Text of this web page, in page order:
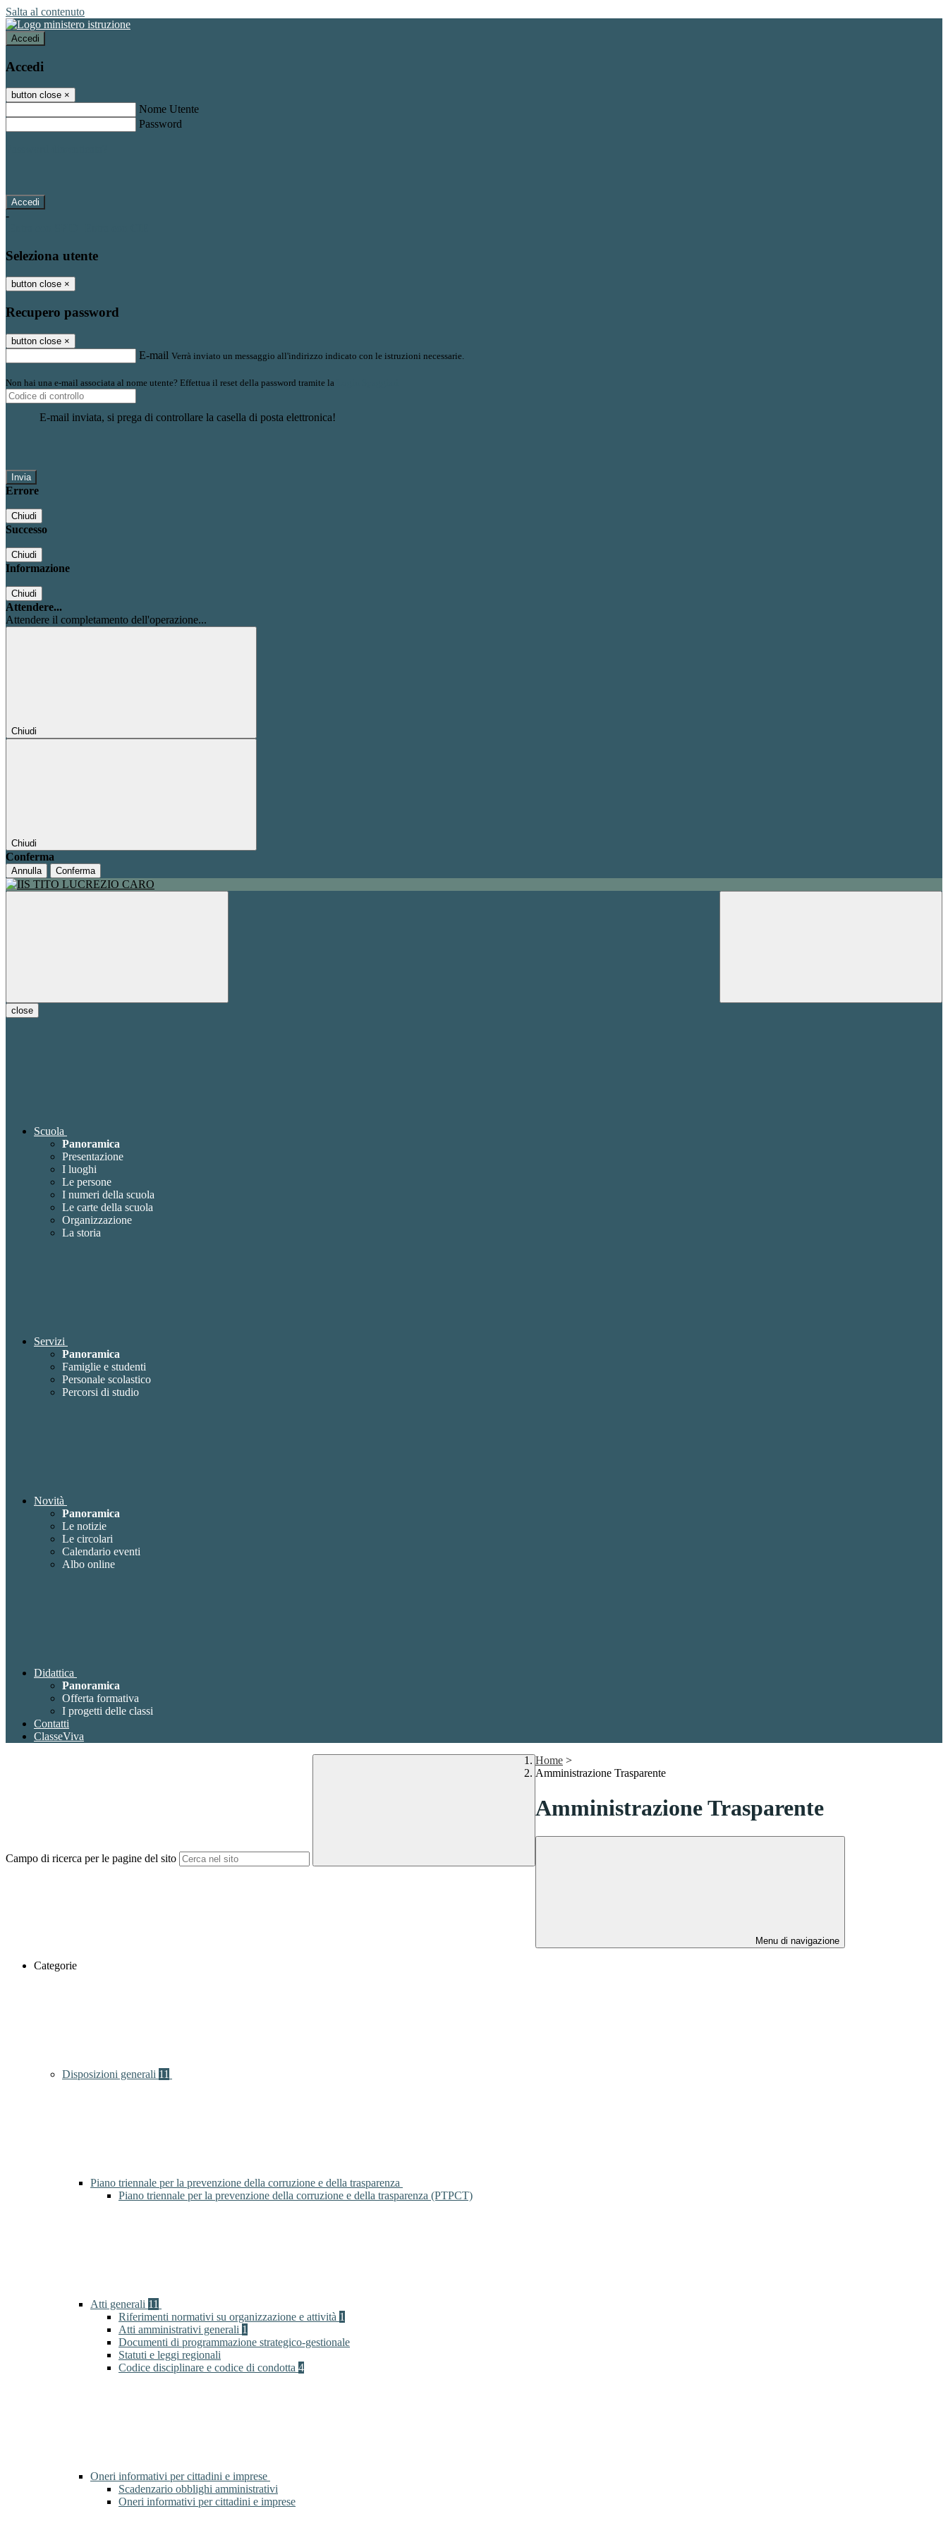
Salta al contenuto
Accedi
Accedi
button close ×
Nome Utente
Password
-
Seleziona utente
button close ×
Recupero password
button close ×
E-mail Verrà inviato un messaggio all'indirizzo indicato con le istruzioni necessarie.
Non hai una e-mail associata al nome utente? Effettua il reset della password tramite la
E-mail inviata, si prega di controllare la casella di posta elettronica!
Errore
Chiudi
Successo
Chiudi
Informazione
Chiudi
Attendere...
Attendere il completamento dell'operazione...
Chiudi
Chiudi
Conferma
Annulla Conferma
close
Scuola
Panoramica
Presentazione
I luoghi
Le persone
I numeri della scuola
Le carte della scuola
Organizzazione
La storia
Servizi
Panoramica
Famiglie e studenti
Personale scolastico
Percorsi di studio
Novità
Panoramica
Le notizie
Le circolari
Calendario eventi
Albo online
Didattica
Panoramica
Offerta formativa
I progetti delle classi
Contatti
ClasseViva
Campo di ricerca per le pagine del sito
Home >
Amministrazione Trasparente
Amministrazione Trasparente
Menu di navigazione
Categorie
Disposizioni generali 11
Piano triennale per la prevenzione della corruzione e della trasparenza
Piano triennale per la prevenzione della corruzione e della trasparenza (PTPCT)
Atti generali 11
Riferimenti normativi su organizzazione e attività 1
Atti amministrativi generali 1
Documenti di programmazione strategico-gestionale
Statuti e leggi regionali
Codice disciplinare e codice di condotta 4
Oneri informativi per cittadini e imprese
Scadenzario obblighi amministrativi
Oneri informativi per cittadini e imprese